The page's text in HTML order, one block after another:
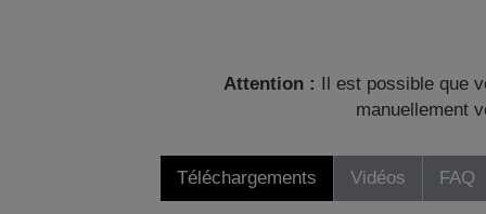
Attention :
Il est possible que
manuellement
Téléchargements Vidéos FAQ